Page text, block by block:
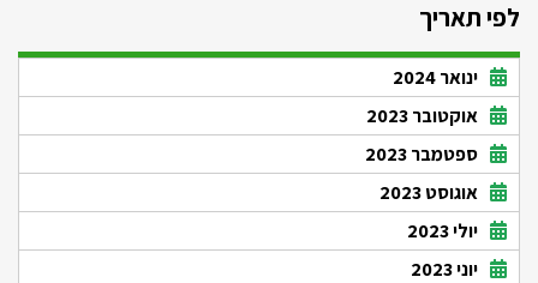
לפי תאריך
ינואר 2024
אוקטובר 2023
ספטמבר 2023
אוגוסט 2023
יולי 2023
יוני 2023